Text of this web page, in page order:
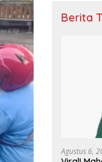
Berita
Agustus 6,